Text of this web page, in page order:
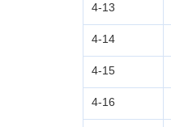
4-13
4-14
4-15
4-16